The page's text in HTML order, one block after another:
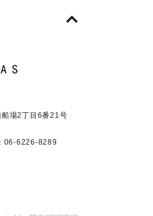
場2丁目6番21号
6226-8289